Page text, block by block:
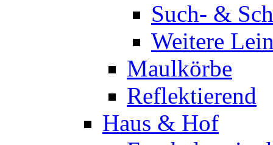
Such- &
Weitere
Maulkörbe
Reflektierend
Haus & Hof